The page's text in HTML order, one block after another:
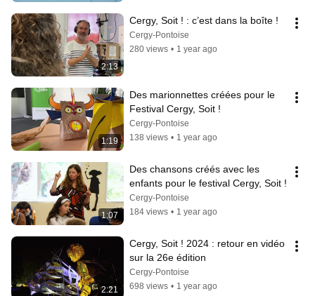
2:13
Cergy, Soit ! : c’est dans la boîte !
Cergy-Pontoise
280 views • 1 year ago
1:19
Des marionnettes créées pour le
Festival Cergy, Soit !
Cergy-Pontoise
138 views • 1 year ago
1:07
Des chansons créés avec les
enfants pour le festival Cergy, Soit !
Cergy-Pontoise
184 views • 1 year ago
2:21
Cergy, Soit ! 2024 : retour en vidéo
sur la 26e édition
Cergy-Pontoise
698 views • 1 year ago